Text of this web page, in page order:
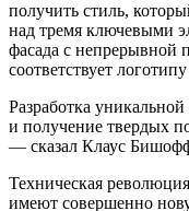
получить стиль,
над тремя ключевыми
фасада с непрерывной
соответствует
Разработка
и получение твердых
— сказал Клаус
Техническая
имеют совершенно